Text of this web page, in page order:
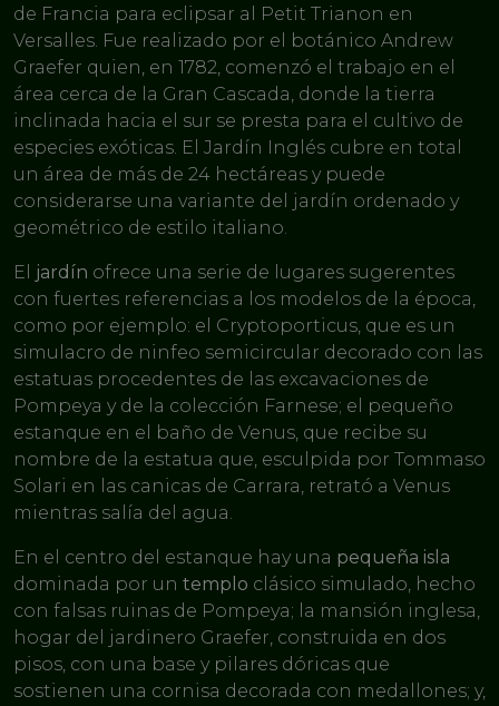
de Francia para eclipsar al Petit Trianon en
Versalles. Fue realizado por el botánico Andrew
Graefer quien, en 1782, comenzó el trabajo en el
área cerca de la Gran Cascada, donde la tierra
inclinada hacia el sur se presta para el cultivo de
especies exóticas. El Jardín Inglés cubre en total
un área de más de 24 hectáreas y puede
considerarse una variante del jardín ordenado y
geométrico de estilo italiano.
El jardín ofrece una serie de lugares sugerentes
con fuertes referencias a los modelos de la época,
como por ejemplo: el Cryptoporticus, que es un
simulacro de ninfeo semicircular decorado con las
estatuas procedentes de las excavaciones de
Pompeya y de la colección Farnese; el pequeño
estanque en el baño de Venus, que recibe su
nombre de la estatua que, esculpida por Tommaso
Solari en las canicas de Carrara, retrató a Venus
mientras salía del agua.
En el centro del estanque hay una pequeña isla
dominada por un templo clásico simulado, hecho
con falsas ruinas de Pompeya; la mansión inglesa,
hogar del jardinero Graefer, construida en dos
pisos, con una base y pilares dóricas que
sostienen una cornisa decorada con medallones; y,